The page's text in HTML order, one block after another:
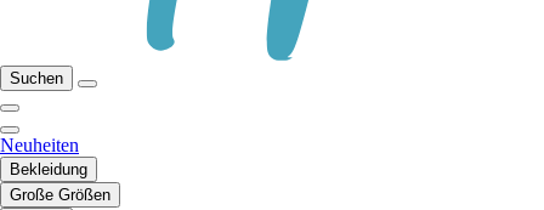
Suchen
Neuheiten
Bekleidung
Große Größen